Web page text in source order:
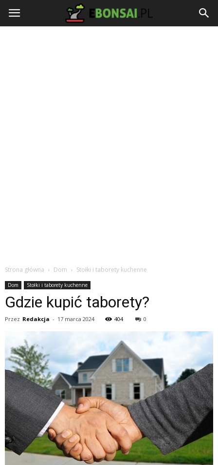
Strona główna Dom Stołki i taborety kuchenne
Dom Stołki i taborety kuchenne
Gdzie kupić taborety?
Przez Redakcja - 17 marca 2024 404 0